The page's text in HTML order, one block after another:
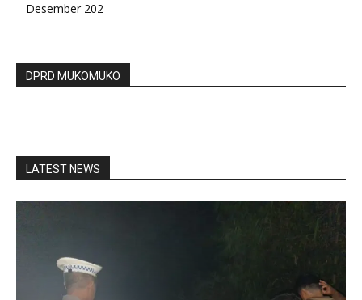
Desember 202
DPRD MUKOMUKO
LATEST NEWS